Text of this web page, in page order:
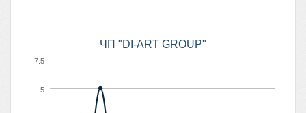
ЧП "DI-ART GROUP"
5
7.5